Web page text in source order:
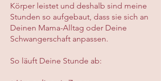
Körper leistet und deshalb sind meine
Stunden so aufgebaut, dass sie sich an
Deinen Mama-Alltag oder Deine
Schwangerschaft anpassen.
So läuft Deine Stunde ab: